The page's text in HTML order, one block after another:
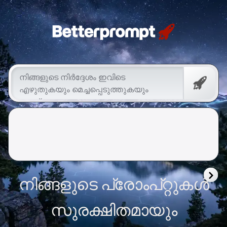
Betterprompt 🚀️®
നിങ്ങളുടെ പ്രോംപ്റ്റുകൾ
സുരക്ഷിതമായും